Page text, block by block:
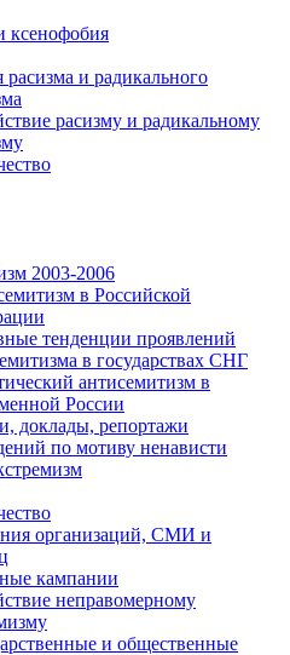
ксенофобия
и радикального
расизму и радикальному
2003-2006
в Российской
тенденции проявлений
в государствах СНГ
антисемитизм в
России
доклады, репортажи
по мотиву ненависти
организаций, СМИ и
кампании
неправомерному
и общественные